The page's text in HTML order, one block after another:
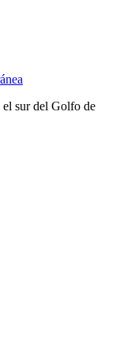
el sur del Golfo de